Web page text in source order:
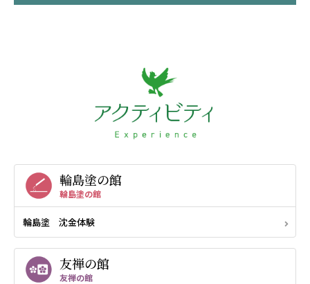
輪島塗の館
輪島塗の館
輪島塗 沈金体験
友禅の館
友禅の館